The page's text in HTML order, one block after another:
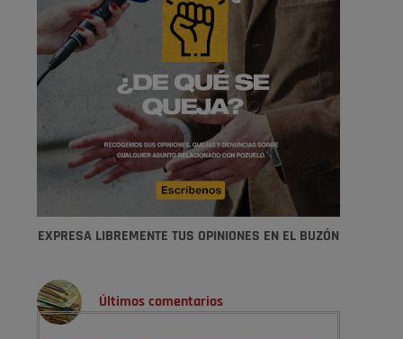
EXPRESA LIBREMENTE TUS OPINIONES EN EL BUZÓN
Últimos comentarios